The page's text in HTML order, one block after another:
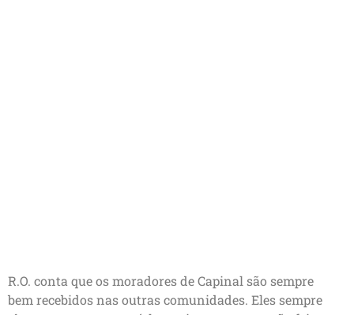
R.O. conta que os moradores de Capinal são sempre
bem recebidos nas outras comunidades. Eles sempre